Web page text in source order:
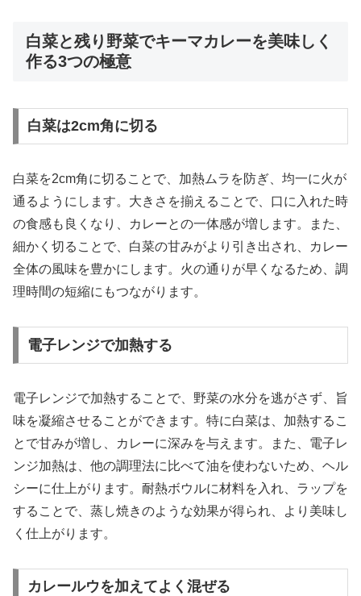
白菜と残り野菜でキーマカレーを美味しく
作る3つの極意
白菜は2cm角に切る
白菜を2cm角に切ることで、加熱ムラを防ぎ、均一に火が
通るようにします。大きさを揃えることで、口に入れた時
の食感も良くなり、カレーとの一体感が増します。また、
細かく切ることで、白菜の甘みがより引き出され、カレー
全体の風味を豊かにします。火の通りが早くなるため、調
理時間の短縮にもつながります。
電子レンジで加熱する
電子レンジで加熱することで、野菜の水分を逃がさず、旨
味を凝縮させることができます。特に白菜は、加熱するこ
とで甘みが増し、カレーに深みを与えます。また、電子レ
ンジ加熱は、他の調理法に比べて油を使わないため、ヘル
シーに仕上がります。耐熱ボウルに材料を入れ、ラップを
することで、蒸し焼きのような効果が得られ、より美味し
く仕上がります。
カレールウを加えてよく混ぜる